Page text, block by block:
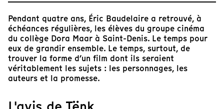
Pendant quatre ans, Éric Baudelaire a retrouvé, à
échéances régulières, les élèves du groupe cinéma
du collège Dora Maar à Saint-Denis. Le temps pour
eux de grandir ensemble. Le temps, surtout, de
trouver la forme d’un film dont ils seraient
véritablement les sujets : les personnages, les
auteurs et la promesse.